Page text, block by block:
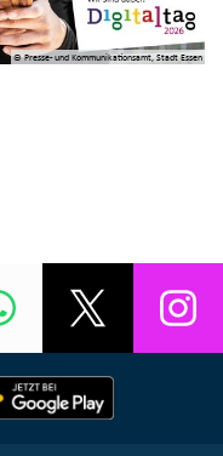
© Presse- und Kommunikationsamt, Stadt Essen